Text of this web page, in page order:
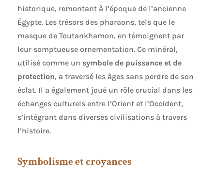
historique, remontant à l’époque de l’ancienne
Égypte. Les trésors des pharaons, tels que le
masque de Toutankhamon, en témoignent par
leur somptueuse ornementation. Ce minéral,
utilisé comme un symbole de puissance et de
protection, a traversé les âges sans perdre de son
éclat. Il a également joué un rôle crucial dans les
échanges culturels entre l’Orient et l’Occident,
s’intégrant dans diverses civilisations à travers
l’histoire.
Symbolisme et croyances